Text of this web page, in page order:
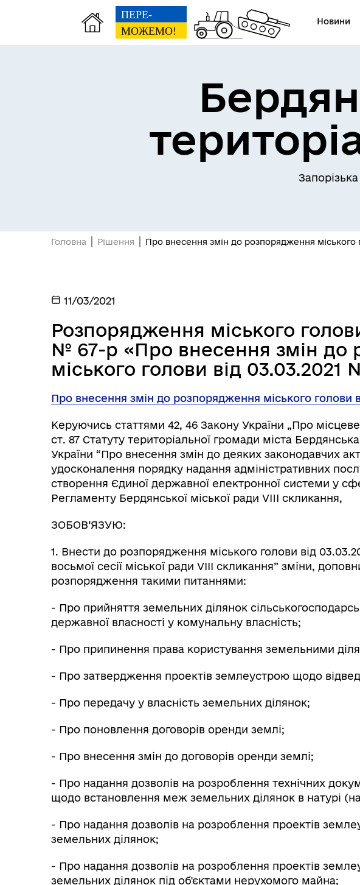
Новини
Головна Рішення Про внесення змін до розпорядження міського
11/03/2021
Розпорядження міського голови
№ 67-р «Про внесення змін до
міського голови від 03.03.2021
Про внесення змін до розпорядження міського голови
Керуючись статтями 42, 46 Закону України „Про
ст. 87 Статуту територіальної громади міста
України “Про внесення змін до деяких законодавчих
удосконалення порядку надання адміністративних
створення Єдиної державної електронної системи у
Регламенту Бердянської міської ради VIII скликання,
ЗОБОВ’ЯЗУЮ:
1. Внести до розпорядження міського голови від
восьмої сесії міської ради VIІI скликання” зміни,
розпорядження такими питаннями:
- Про прийняття земельних ділянок
державної власності у комунальну власність;
- Про припинення права користування земельними
- Про затвердження проектів землеустрою щодо
- Про передачу у власність земельних ділянок;
- Про поновлення договорів оренди землі;
- Про внесення змін до договорів оренди землі;
- Про надання дозволів на розроблення технічних
щодо встановлення меж земельних ділянок в натурі (на
- Про надання дозволів на розроблення проектів
земельних ділянок;
- Про надання дозволів на розроблення проектів
земельних ділянок під об'єктами нерухомого майна;